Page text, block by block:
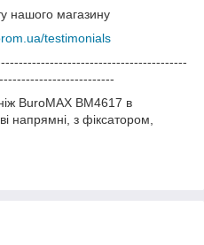
нашого магазину
testimonials
BuroMAX BM4617 в
напрямні, з фіксатором,